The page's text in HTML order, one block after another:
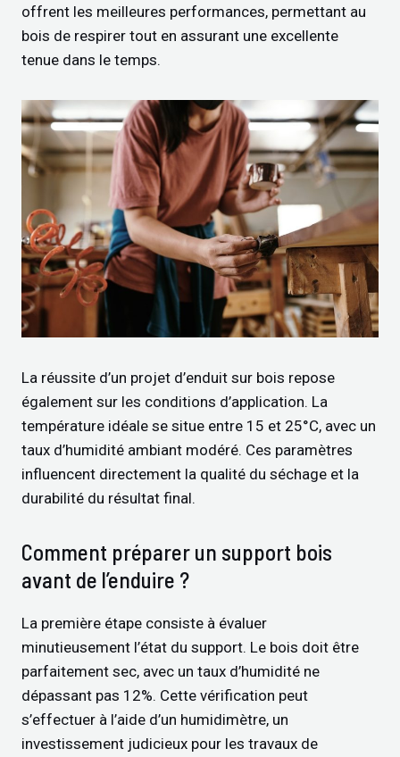
offrent les meilleures performances, permettant au
bois de respirer tout en assurant une excellente
tenue dans le temps.
La réussite d’un projet d’enduit sur bois repose
également sur les conditions d’application. La
température idéale se situe entre 15 et 25°C, avec un
taux d’humidité ambiant modéré. Ces paramètres
influencent directement la qualité du séchage et la
durabilité du résultat final.
Comment préparer un support bois
avant de l’enduire ?
La première étape consiste à évaluer
minutieusement l’état du support. Le bois doit être
parfaitement sec, avec un taux d’humidité ne
dépassant pas 12%. Cette vérification peut
s’effectuer à l’aide d’un humidimètre, un
investissement judicieux pour les travaux de